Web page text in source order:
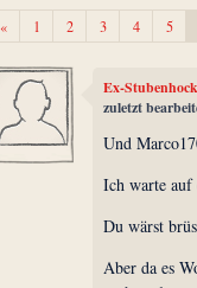
«Zurück1 2 3 4 5
Ex-
zuletzt
Und
Ich warte auf
Du wärst
Aber da es